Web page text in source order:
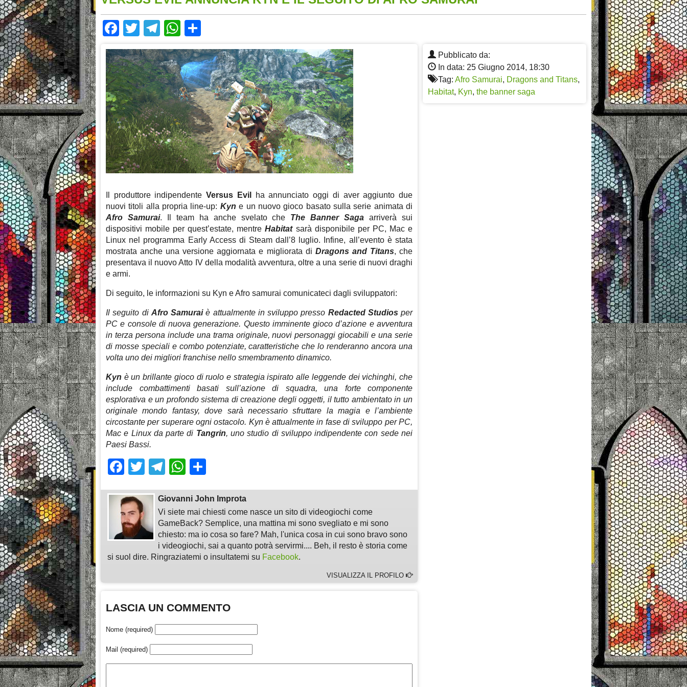
Facebook
TwitterTelegram
WhatsApp
Pubblicato da:
In data: 25 Giugno 2014, 18:30
Tag: Afro Samurai, Dragons and Titans,
Habitat, Kyn, the banner saga
Il produttore indipendenteVersus Evil
ha annunciato oggi di aver aggiunto due
nuovi titoli alla propria line-up: Kyn e un nuovo gioco basato sulla serie animata di
Afro Samurai. Il team ha anche svelato che The Banner Saga arriverà sui
dispositivi mobile per quest’estate, mentreHabitatsarà disponibile per PC, Mac e
Linux nel programma Early Access di Steam dall’8 luglio. Infine, all’evento è stata
mostrata anche una versione aggiornata e migliorata di Dragons and Titans, che
presentava il nuovo Atto IV della modalità avventura, oltre a una serie di nuovi draghi
e armi.
Di seguito, le informazioni su Kyn e Afro samurai comunicateci dagli sviluppatori:
Il seguito di Afro Samuraiè attualmente in sviluppo presso Redacted Studiosper
PC e console di nuova generazione. Questo imminente gioco d’azione e avventura
in terza persona include una trama originale, nuovi personaggi giocabili e una serie
di mosse speciali e combo potenziate, caratteristiche che lo renderanno ancora una
volta uno dei migliori franchise nello smembramento dinamico.
Kyn è un brillante gioco di ruolo e strategia ispirato alle leggende dei vichinghi, che
include combattimenti basati sull’azione di squadra, una forte componente
esplorativa e un profondo sistema di creazione degli oggetti, il tutto ambientato in un
originale mondo fantasy, dove sarà necessario sfruttare la magia e l’ambiente
circostante per superare ogni ostacolo. Kyn è attualmente in fase di sviluppo per PC,
Mac e Linux da parte di Tangrin, uno studio di sviluppo indipendente con sede nei
Paesi Bassi.
Facebook
TwitterTelegram
WhatsApp
Giovanni John Improta
Vi siete mai chiesti come nasce un sito di videogiochi come
GameBack? Semplice, una mattina mi sono svegliato e mi sono
chiesto: ma io cosa so fare? Mah, l'unica cosa in cui sono bravo sono
i videogiochi, sai a quanto potrà servirmi.... Beh, il resto è storia come
si suol dire. Ringraziatemi o insultatemi su Facebook.
VISUALIZZA IL PROFILO
LASCIA UN COMMENTO
Nome (required)
Mail (required)